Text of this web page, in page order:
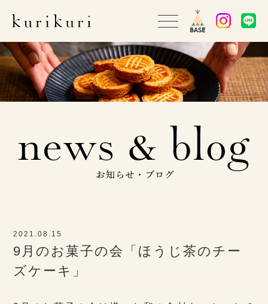
2021.08.15
9月のお菓子の会「ほうじ茶のチー
ズケーキ」